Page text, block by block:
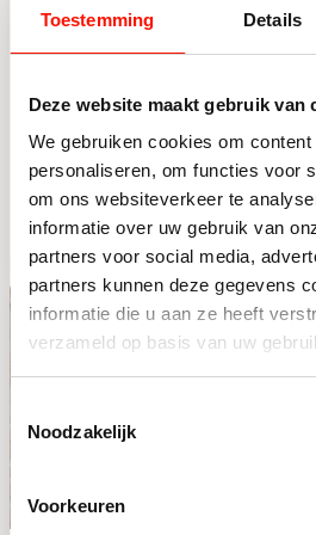
Toestemming Details
Deze website maakt gebruik van
We gebruiken cookies om
personaliseren, om functies voor
om ons websiteverkeer te
informatie over uw gebruik van
partners voor social media,
partners kunnen deze gegevens
informatie die u aan ze heeft
verzameld op basis van uw
Noodzakelijk
Voorkeuren
Buitenlamp
lantaarn vierkant
84,-
Buitenlamp lantaarn vierkant